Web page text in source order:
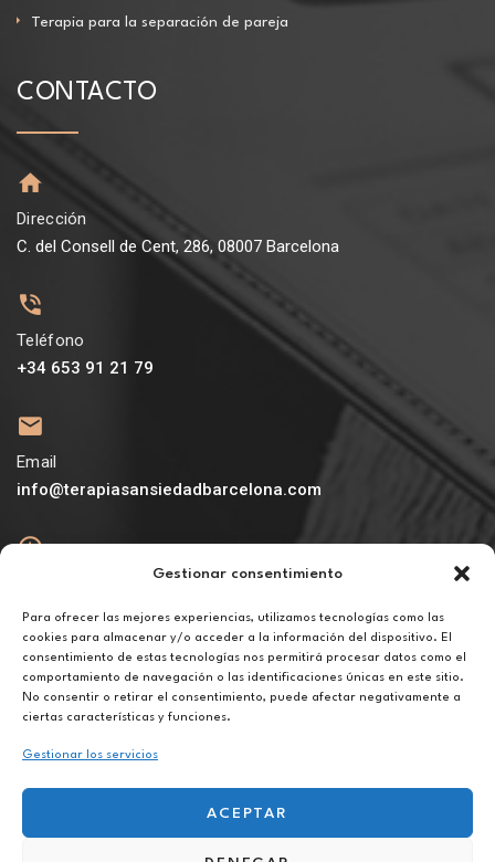
Gestionar consentimiento
Para ofrecer las mejores experiencias, utilizamos tecnologías como las
cookies para almacenar y/o acceder a la información del dispositivo. El
consentimiento de estas tecnologías nos permitirá procesar datos como el
comportamiento de navegación o las identificaciones únicas en este sitio.
No consentir o retirar el consentimiento, puede afectar negativamente a
ciertas características y funciones.
Gestionar los servicios
ACEPTAR
Terapia para la separación de pareja
CONTACTO
Dirección
C. del Consell de Cent, 286, 08007 Barcelona
Teléfono
+34 653 91 21 79
Email
info@terapiasansiedadbarcelona.com
De lunes a viernes de 10h a 20h
Aviso legal
Política de privacidad
Política de cookies